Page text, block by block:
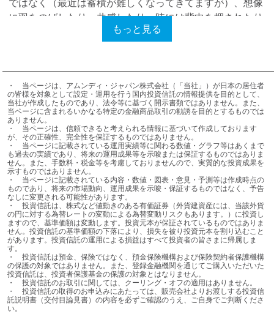
に羽をのばしたり、共感したり、時には背中を押されたり
と心の栄養や支えとなります。
識字率はほぼ100％に達しているといわれています。世界
に目を向けてみると、2000年に164ヵ国が教育に関する目
標を設定した世界規模の公約に合意して以降、就学率に改
善がみられる一方、いまだ、学校に通えない子供は約
5,800万人、初等教育を修了していない子供はおよそ1億
人、読み書きができない成人は約7億8,100万人にのぼる状
況です。
教育は、貧困から抜けだせるきっかけとなるだけではな
く、今地球規模で起きている環境問題などにも関心を持つ
ようになるといわれています。
（出所：UNESCO EFAグローバルモニタリングレポート、
2015年、2016年）
持続可能な社会を目指すためにも教育が重要、このことを
再認識するとともに、これからも、書き損じハガキやポイ
ントなどでわずかな募金ですが、ユネスコの活動をサポー
トしていきたいと思います。
もっと見る
・	当ページは、アムンディ・ジャパン株式会社（「当社」）が日本の居住者
の皆様を対象として設定・運用を行う国内投資信託の情報提供を目的として、
当社が作成したものであり、法令等に基づく開示書類ではありません。また、
当ページに含まれるいかなる特定の金融商品取引の勧誘を目的とするものでは
ありません。
・	当ページは、信頼できると考えられる情報に基づいて作成しております
が、その正確性、完全性を保証するものではありません。
・	当ページに記載されている運用実績等に関わる数値・グラフ等はあくまで
も過去の実績であり、将来の運用成果等を示唆または保証するものではありま
せん。また、手数料・税金等を考慮しておりませんので、実質的な投資成果を
示すものではありません。
・	当ページに記載されている内容・数値・図表・意見・予測等は作成時点の
ものであり、将来の市場動向、運用成果を示唆・保証するものではなく、予告
なしに変更される可能性があります。
・	投資信託は、株式など値動きのある有価証券（外貨建資産には、当該外貨
の円に対する為替レートの変動による為替変動リスクもあります。）に投資し
ますので、基準価額は変動します。投資元本が保証されているものではありま
せん。投資信託の基準価額の下落により、損失を被り投資元本を割り込むこと
があります。投資信託の運用による損益はすべて投資者の皆さまに帰属しま
す。
・	投資信託は預金、保険ではなく、預金保険機構および保険契約者保護機構
の保護の対象ではありません。また、登録金融機関を通じてご購入いただいた
投資信託は、投資者保護基金の保護の対象とはなりません。
・	投資信託のお取引に関しては、クーリング・オフの適用はありません。
・	投資信託の取得のお申込みにあたっては、販売会社よりお渡しする投資信
託説明書（交付目論見書）の内容を必ずご確認のうえ、ご自身でご判断くださ
い。